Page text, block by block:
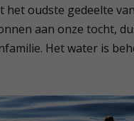
oudste gedeelte
aan onze tocht,
Het water is